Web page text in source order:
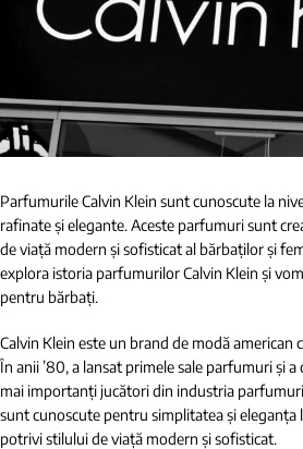
Parfumurile Calvin Klein sunt cunoscute la
rafinate și elegante. Aceste parfumuri sunt
de viață modern și sofisticat al bărbaților și
explora istoria parfumurilor Calvin Klein și
pentru bărbați.
Calvin Klein este un brand de modă american
În anii ’80, a lansat primele sale parfumuri și
mai importanți jucători din industria
sunt cunoscute pentru simplitatea și eleganța
potrivi stilului de viață modern și sofisticat.